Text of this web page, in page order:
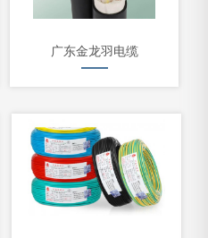
广东金龙羽电缆